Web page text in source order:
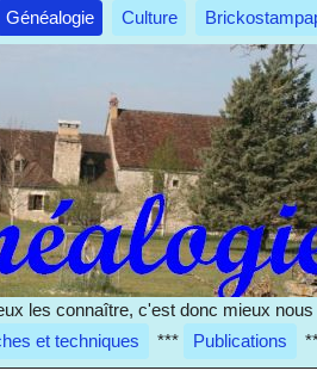
Généalogie Culture
les connaître, c'est donc mieux
et techniques *** Publications